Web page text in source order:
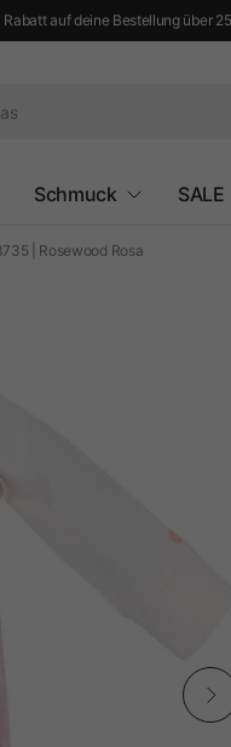
Rabatt auf deine Bestellung über
Schmuck SALE
| Rosewood Rosa